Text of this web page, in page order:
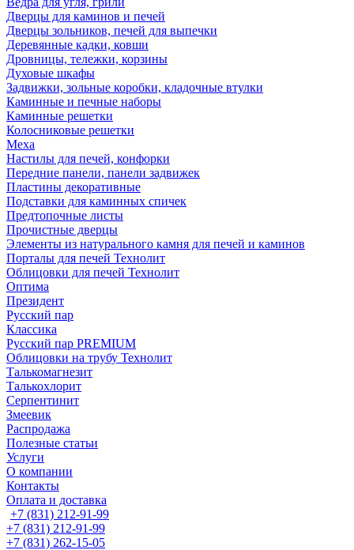
Дверцы для каминов и печей
Дверцы зольников, печей для выпечки
Деревянные кадки, ковши
Дровницы, тележки, корзины
Духовые шкафы
Задвижки, зольные коробки, кладочные втулки
Каминные и печные наборы
Каминные решетки
Колосниковые решетки
Меха
Настилы для печей, конфорки
Передние панели, панели задвижек
Пластины декоративные
Подставки для каминных спичек
Предтопочные листы
Прочистные дверцы
Элементы из натурального камня для печей и каминов
Порталы для печей Технолит
Облицовки для печей Технолит
Оптима
Президент
Русский пар
Классика
Русский пар PREMIUM
Облицовки на трубу Технолит
Талькомагнезит
Талькохлорит
Серпентинит
Змеевик
Распродажа
Полезные статьи
Услуги
О компании
Контакты
Оплата и доставка
+7 (831) 212-91-99
+7 (831) 212-91-99
+7 (831) 262-15-05